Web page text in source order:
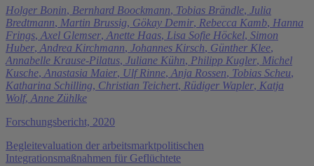
Holger Bonin, Bernhard Boockmann, Tobias Brändle, Julia
Bredtmann, Martin Brussig, Gökay Demir, Rebecca Kamb, Hanna
Frings, Axel Glemser, Anette Haas, Lisa Sofie Höckel, Simon
Huber, Andrea Kirchmann, Johannes Kirsch, Günther Klee,
Annabelle Krause-Pilatus, Juliane Kühn, Philipp Kugler, Michel
Kusche, Anastasia Maier, Ulf Rinne, Anja Rossen, Tobias Scheu,
Katharina Schilling, Christian Teichert, Rüdiger Wapler, Katja
Wolf, Anne Zühlke
Forschungsbericht, 2020
Begleitevaluation der arbeitsmarktpolitischen
Integrationsmaßnahmen für Geflüchtete